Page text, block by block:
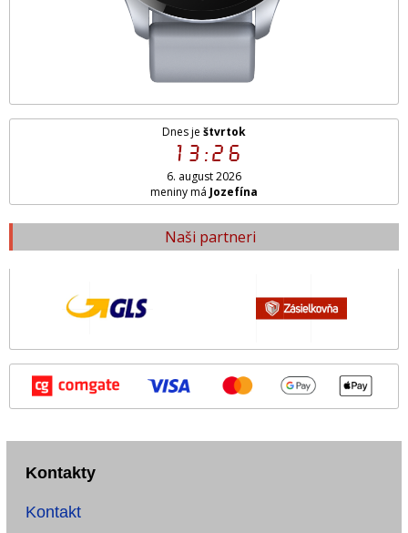
Dnes je štvrtok
13:26
6. august 2026
meniny má Jozefína
Naši partneri
Kontakty
Kontakt